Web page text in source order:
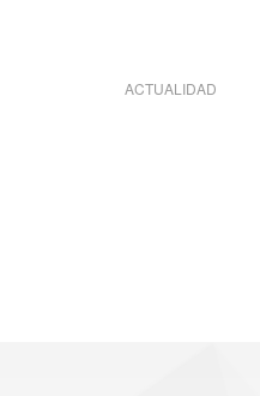
ACTUALIDAD